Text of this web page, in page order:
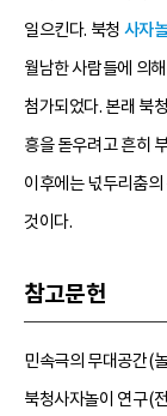
일으킨다. 북청 사자
월남한 사람들에 의
첨가되었다. 본래 북
흥을 돋우려고 흔히
이후에는 넋두리춤
것이다.
참고문헌
민속극의 무대공간(
북청사자놀이 연구(